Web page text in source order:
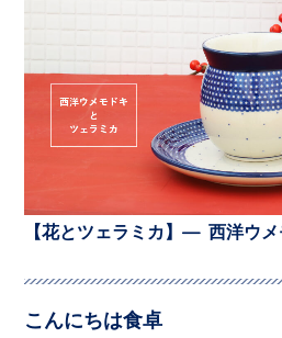
【花とツェラミカ】— 西洋ウ
こんにちは食卓